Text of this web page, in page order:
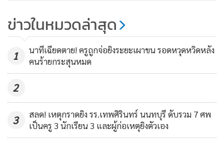
1,732
“สมยศ” โพสต์ หมายเรียกคดี 112
ลั่น จะไม่ยอมให้ ม.112 เป็นภาระลูก
หลาน
ข่าวในหมวดล่าสุด
1
นาทีเฉียดตาย! ครูถูกจ่อยิงระยะเผาขน รอดหวุดหวิดหลัง
คนร้ายกระสุนหมด
2
3
สลด! เหตุกราดยิง รร.เทพศิรินทร์ นนทบุรี ดับรวม 7 ศพ
เป็นครู 3 นักเรียน 3 และผู้ก่อเหตุยิงตัวเอง